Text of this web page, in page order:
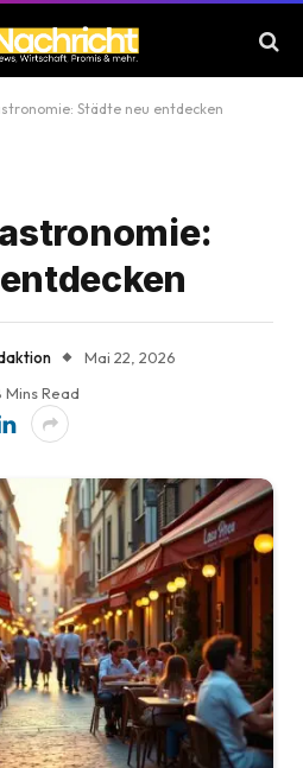
Städte neu entdecken
Mai 22, 2026
Mins Read